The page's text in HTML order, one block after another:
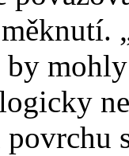
povrchu